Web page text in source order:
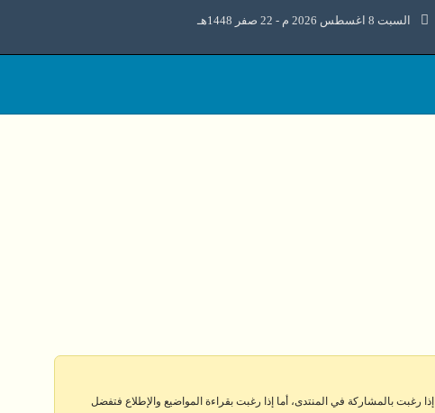
السبت 8 اغسطس 2026 م - 22 صفر 1448هـ
إذا رغبت بالمشاركة في المنتدى، أما إذا رغبت بقراءة المواضيع والإطلاع فتفضل